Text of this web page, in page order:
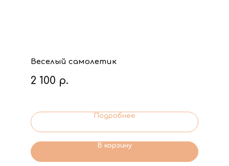
Веселый самолетик
2 100 р.
Подробнее
В корзину